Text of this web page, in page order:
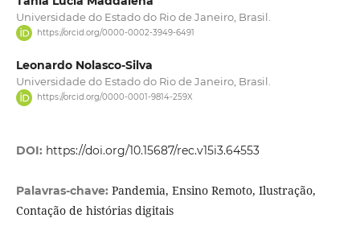
Universidade do Estado do Rio de Janeiro, Brasil.
https://orcid.org/0000-0002-3949-6491
Leonardo Nolasco-Silva
Universidade do Estado do Rio de Janeiro, Brasil.
https://orcid.org/0000-0001-9814-259X
DOI: https://doi.org/10.15687/rec.v15i3.64553
Palavras-chave: Pandemia, Ensino Remoto, Ilustração,
Contação de histórias digitais